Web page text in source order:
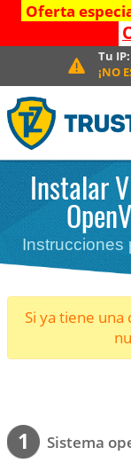
Oferta
Tu IP:
¡NO
Instalar
Instrucciones
Si ya tiene
1 Sistema